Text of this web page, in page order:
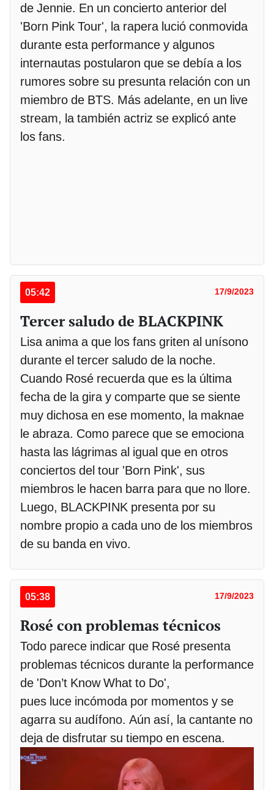
de Jennie. En un concierto anterior del
'Born Pink Tour', la rapera lució conmovida
durante esta performance y algunos
internautas postularon que se debía a los
rumores sobre su presunta relación con un
miembro de BTS. Más adelante, en un live
stream, la también actriz se explicó ante
los fans.
05:42 17/9/2023
Tercer saludo de BLACKPINK
Lisa anima a que los fans griten al unísono
durante el tercer saludo de la noche.
Cuando Rosé recuerda que es la última
fecha de la gira y comparte que se siente
muy dichosa en ese momento, la maknae
le abraza. Como parece que se emociona
hasta las lágrimas al igual que en otros
conciertos del tour 'Born Pink', sus
miembros le hacen barra para que no llore.
Luego, BLACKPINK presenta por su
nombre propio a cada uno de los miembros
de su banda en vivo.
05:38 17/9/2023
Rosé con problemas técnicos
Todo parece indicar que Rosé presenta
problemas técnicos durante la performance
de 'Don’t Know What to Do',
pues luce incómoda por momentos y se
agarra su audífono. Aún así, la cantante no
deja de disfrutar su tiempo en escena.